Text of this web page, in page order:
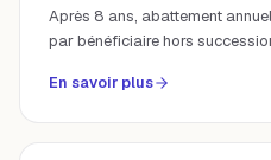
Après 8 ans, abattement
par bénéficiaire hors
En savoir plus